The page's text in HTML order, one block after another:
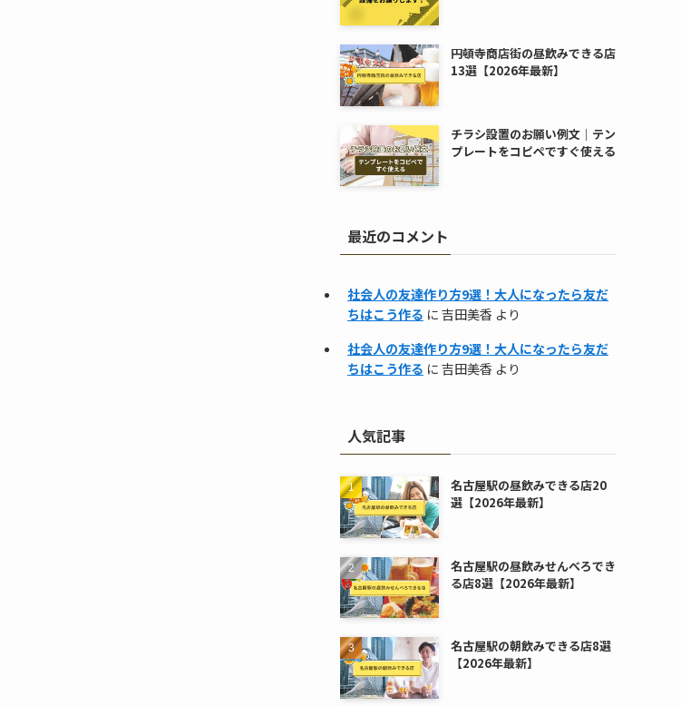
円頓寺商店街の昼飲みできる店
13選【2026年最新】
チラシ設置のお願い例文｜テン
プレートをコピペですぐ使える
最近のコメント
社会人の友達作り方9選！大人になったら友だ
ちはこう作る に 吉田美香 より
社会人の友達作り方9選！大人になったら友だ
ちはこう作る に 吉田美香 より
人気記事
名古屋駅の昼飲みできる店20
選【2026年最新】
名古屋駅の昼飲みせんべろでき
る店8選【2026年最新】
名古屋駅の朝飲みできる店8選
【2026年最新】